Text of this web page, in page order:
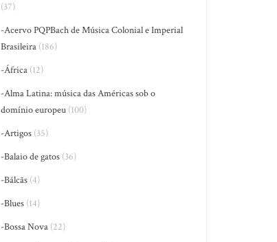
(37)
-Acervo PQPBach de Música Colonial e Imperial
Brasileira (186)
-África (12)
-Alma Latina: música das Américas sob o
domínio europeu (100)
-Artigos (35)
-Balaio de gatos (36)
-Bálcãs (4)
-Blues (14)
-Bossa Nova (22)